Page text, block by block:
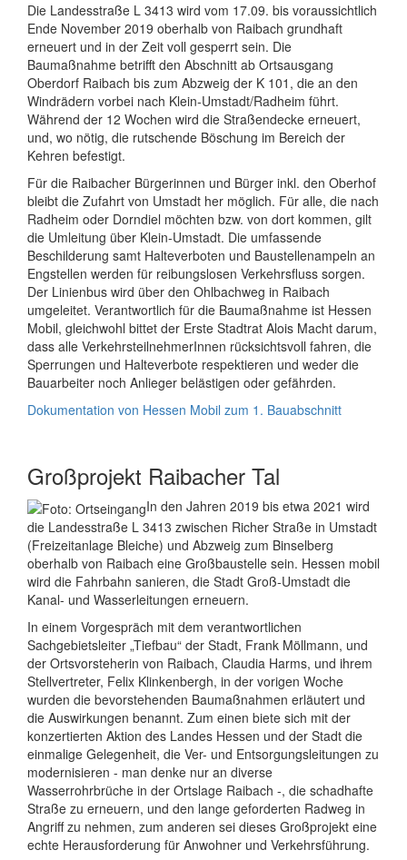
Die Landesstraße L 3413 wird vom 17.09. bis voraussichtlich
Ende November 2019 oberhalb von Raibach grundhaft
erneuert und in der Zeit voll gesperrt sein. Die
Baumaßnahme betrifft den Abschnitt ab Ortsausgang
Oberdorf Raibach bis zum Abzweig der K 101, die an den
Windrädern vorbei nach Klein-Umstadt/Radheim führt.
Während der 12 Wochen wird die Straßendecke erneuert,
und, wo nötig, die rutschende Böschung im Bereich der
Kehren befestigt.
Für die Raibacher Bürgerinnen und Bürger inkl. den Oberhof
bleibt die Zufahrt von Umstadt her möglich. Für alle, die nach
Radheim oder Dorndiel möchten bzw. von dort kommen, gilt
die Umleitung über Klein-Umstadt. Die umfassende
Beschilderung samt Halteverboten und Baustellenampeln an
Engstellen werden für reibungslosen Verkehrsfluss sorgen.
Der Linienbus wird über den Ohlbachweg in Raibach
umgeleitet. Verantwortlich für die Baumaßnahme ist Hessen
Mobil, gleichwohl bittet der Erste Stadtrat Alois Macht darum,
dass alle VerkehrsteilnehmerInnen rücksichtsvoll fahren, die
Sperrungen und Halteverbote respektieren und weder die
Bauarbeiter noch Anlieger belästigen oder gefährden.
Dokumentation von Hessen Mobil zum 1. Bauabschnitt
Großprojekt Raibacher Tal
In den Jahren 2019 bis etwa 2021 wird
die Landesstraße L 3413 zwischen Richer Straße in Umstadt
(Freizeitanlage Bleiche) und Abzweig zum Binselberg
oberhalb von Raibach eine Großbaustelle sein. Hessen mobil
wird die Fahrbahn sanieren, die Stadt Groß-Umstadt die
Kanal- und Wasserleitungen erneuern.
In einem Vorgespräch mit dem verantwortlichen
Sachgebietsleiter „Tiefbau“ der Stadt, Frank Möllmann, und
der Ortsvorsteherin von Raibach, Claudia Harms, und ihrem
Stellvertreter, Felix Klinkenbergh, in der vorigen Woche
wurden die bevorstehenden Baumaßnahmen erläutert und
die Auswirkungen benannt. Zum einen biete sich mit der
konzertierten Aktion des Landes Hessen und der Stadt die
einmalige Gelegenheit, die Ver- und Entsorgungsleitungen zu
modernisieren - man denke nur an diverse
Wasserrohrbrüche in der Ortslage Raibach -, die schadhafte
Straße zu erneuern, und den lange geforderten Radweg in
Angriff zu nehmen, zum anderen sei dieses Großprojekt eine
echte Herausforderung für Anwohner und Verkehrsführung.